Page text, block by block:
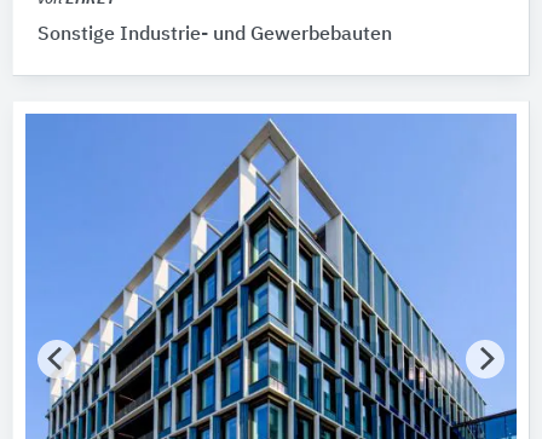
Sonstige Industrie- und Gewerbebauten